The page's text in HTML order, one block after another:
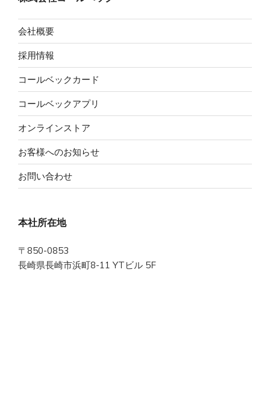
会社概要
採用情報
コールベックカード
コールベックアプリ
オンラインストア
お客様へのお知らせ
お問い合わせ
本社所在地
〒850-0853
長崎県長崎市浜町8-11 YTビル 5F